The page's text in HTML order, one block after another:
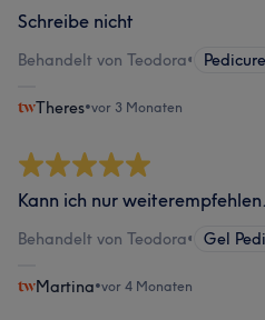
Schreibe nicht
Behandelt von Teodora• Pedicure
Theres•vor 3 Monaten
Kann ich nur weiterempfehlen.
Behandelt von Teodora• Gel
Martina•vor 4 Monaten